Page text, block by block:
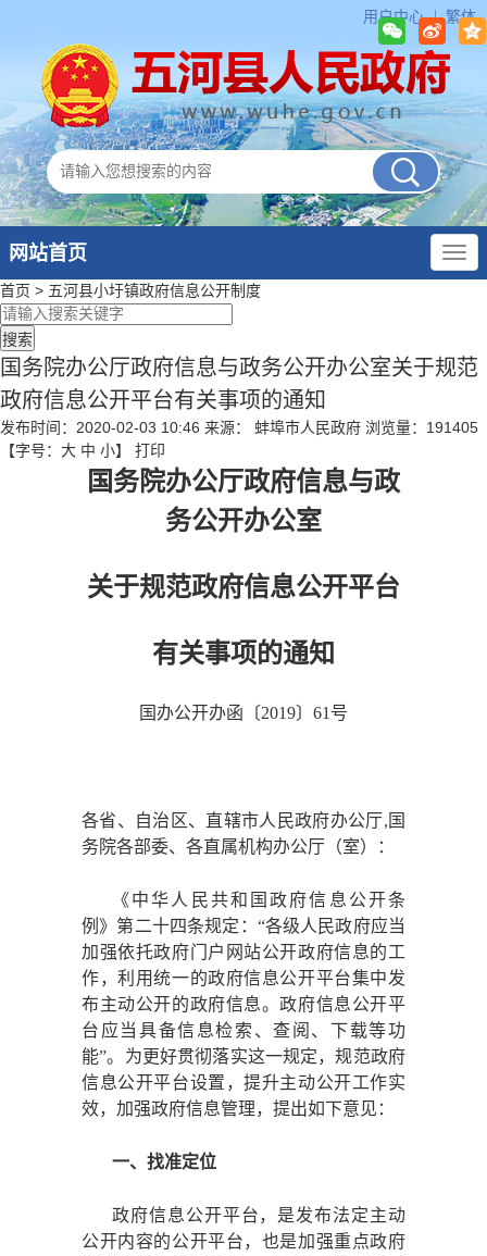
用户中心 繁体
网站首页
首页 > 五河县小圩镇政府信息公开制度
国务院办公厅政府信息与政务公开办公室关于规范
政府信息公开平台有关事项的通知
发布时间：2020-02-03 10:46 来源： 蚌埠市人民政府 浏览量： 191405
【字号： 大 中 小】 打印
国务院办公厅政府信息与政
务公开办公室
关于规范政府信息公开平台
有关事项的通知
国办公开办函〔2019〕61号
各省、自治区、直辖市人民政府办公厅,国
务院各部委、各直属机构办公厅（室）：
《中华人民共和国政府信息公开条
例》第二十四条规定： “各级人民政府应当
加强依托政府门户网站公开政府信息的工
作，利用统一的政府信息公开平台集中发
布主动公开的政府信息。政府信息公开平
台应当具备信息检索、查阅、下载等功
能”。为更好贯彻落实这一规定，规范政府
信息公开平台设置，提升主动公开工作实
效，加强政府信息管理，提出如下意见：
一、找准定位
政府信息公开平台，是发布法定主动
公开内容的公开平台，也是加强重点政府